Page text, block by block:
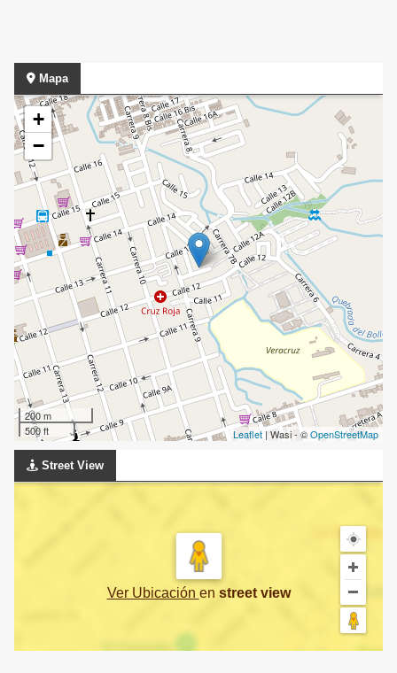
Mapa
+
−
200 m
500 ft
Leaflet | Wasi - ©OpenStreetMap
Street View
Ver Ubicación en street view